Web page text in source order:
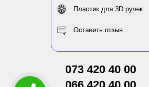
Пластик для 3D ручек
Оставить отзыв
073 420 40 00